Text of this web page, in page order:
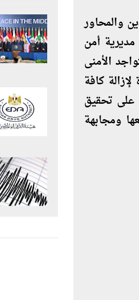
والمحاور
مديرية أمن
الأمنى
كافة
على تحقيق
ومجابهة